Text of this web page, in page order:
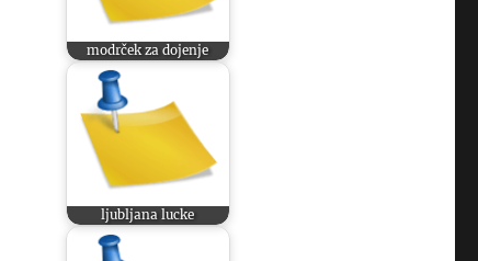
modrček za dojenje
ljubljana lucke